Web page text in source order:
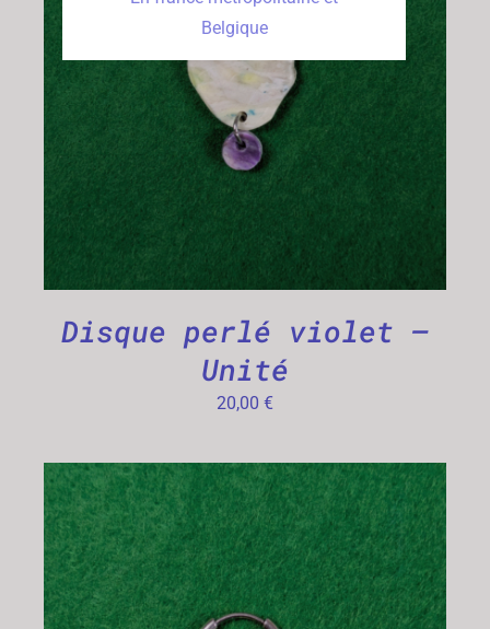
CHOIX DES OPTIONS
DÉTAILS
Disque perlé violet –
Unité
20,00 €
Belgique